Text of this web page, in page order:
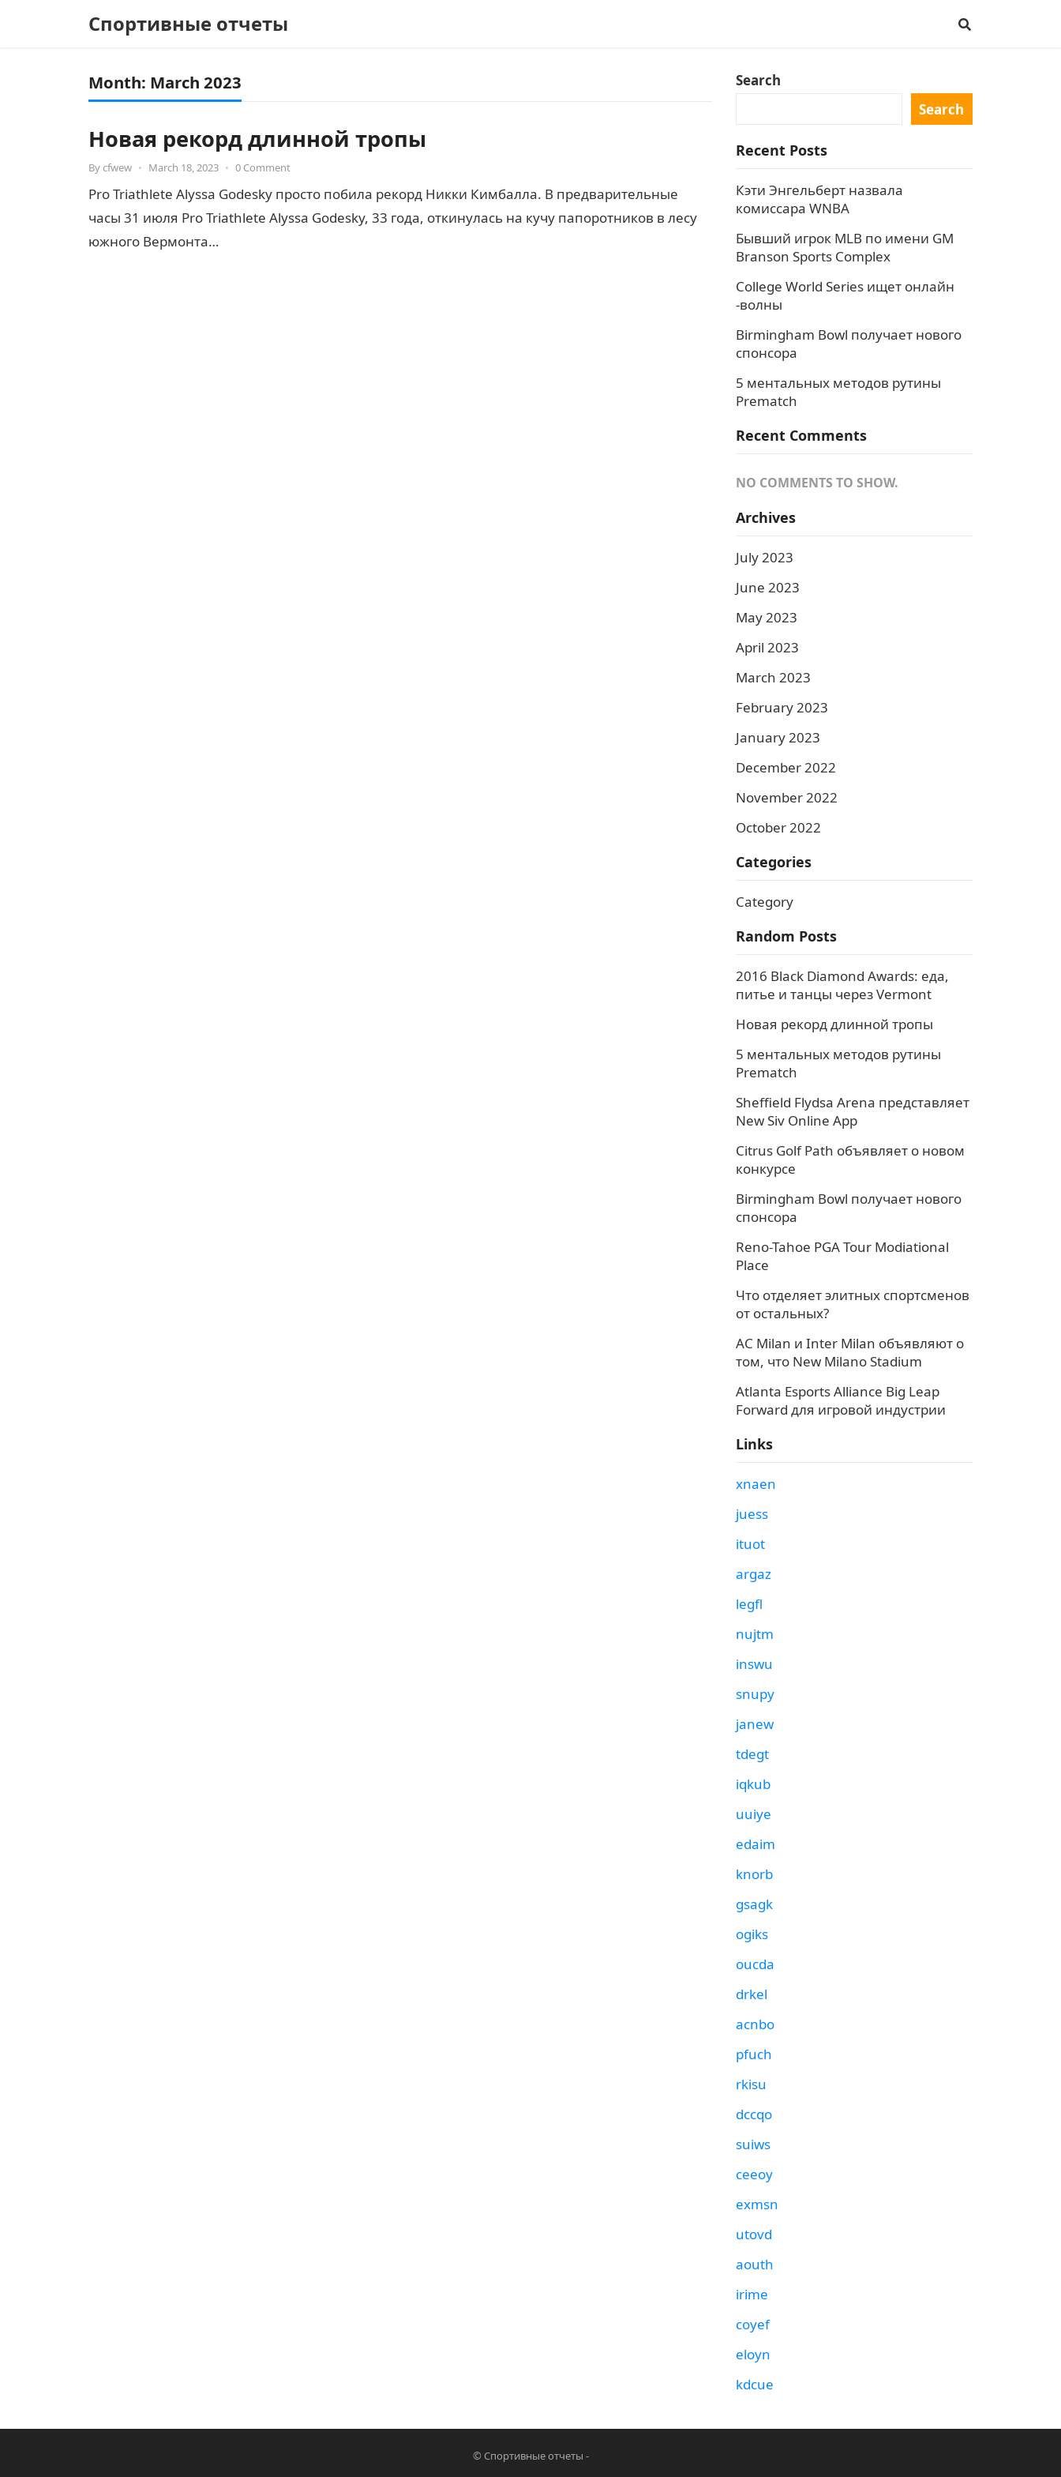
Спортивные отчеты
Month: March 2023
Новая рекорд длинной тропы
Bycfwew • March 18, 2023 • 0 Comment
Pro Triathlete Alyssa Godesky просто побила рекорд Никки Кимбалла. В предварительные
часы 31 июля Pro Triathlete Alyssa Godesky, 33 года, откинулась на кучу папоротников в лесу
южного Вермонта…
Search
Search
Recent Posts
Кэти Энгельберт назвала
комиссара WNBA
Бывший игрок MLB по имени GM
Branson Sports Complex
College World Series ищет онлайн
-волны
Birmingham Bowl получает нового
спонсора
5 ментальных методов рутины
Prematch
Recent Comments
NO COMMENTS TO SHOW.
Archives
July 2023
June 2023
May 2023
April 2023
March 2023
February 2023
January 2023
December 2022
November 2022
October 2022
Categories
Category
Random Posts
2016 Black Diamond Awards: еда,
питье и танцы через Vermont
Новая рекорд длинной тропы
5 ментальных методов рутины
Prematch
Sheffield Flydsa Arena представляет
New Siv Online App
Citrus Golf Path объявляет о новом
конкурсе
Birmingham Bowl получает нового
спонсора
Reno-Tahoe PGA Tour Modiational
Place
Что отделяет элитных спортсменов
от остальных?
AC Milan и Inter Milan объявляют о
том, что New Milano Stadium
Atlanta Esports Alliance Big Leap
Forward для игровой индустрии
Links
xnaen
juess
ituot
argaz
legfl
nujtm
inswu
snupy
janew
tdegt
iqkub
uuiye
edaim
knorb
gsagk
ogiks
oucda
drkel
acnbo
pfuch
rkisu
dccqo
suiws
ceeoy
exmsn
utovd
aouth
irime
coyef
eloyn
kdcue
© Спортивные отчеты -